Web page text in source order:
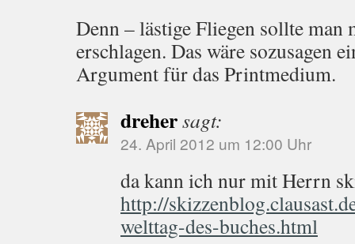
Denn – lästige Fliegen sollte
erschlagen. Das wäre sozusagen
Argument für das Printmedium.
drehersagt:
24. April 2012 um 12:00 Uhr
da kann ich nur mit Herrn
http://
welttag-des-buches.html